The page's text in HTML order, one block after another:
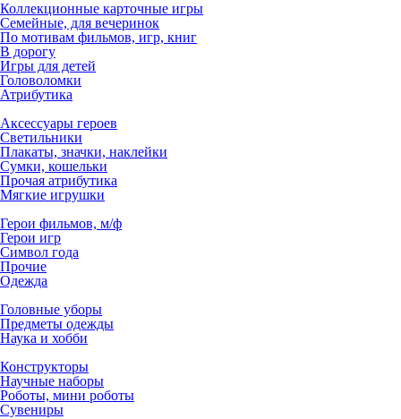
Коллекционные карточные игры
Семейные, для вечеринок
По мотивам фильмов, игр, книг
В дорогу
Игры для детей
Головоломки
Атрибутика
Аксессуары героев
Светильники
Плакаты, значки, наклейки
Сумки, кошельки
Прочая атрибутика
Мягкие игрушки
Герои фильмов, м/ф
Герои игр
Символ года
Прочие
Одежда
Головные уборы
Предметы одежды
Наука и хобби
Конструкторы
Научные наборы
Роботы, мини роботы
Сувениры